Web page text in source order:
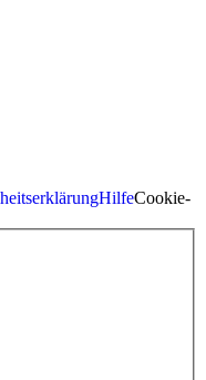
HilfeCookie-